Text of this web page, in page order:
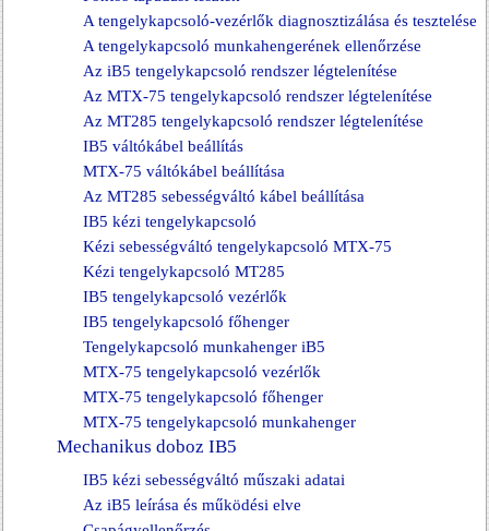
A tengelykapcsoló-vezérlők diagnosztizálása és tesztelése
A tengelykapcsoló munkahengerének ellenőrzése
Az iB5 tengelykapcsoló rendszer légtelenítése
Az MTX-75 tengelykapcsoló rendszer légtelenítése
Az MT285 tengelykapcsoló rendszer légtelenítése
IB5 váltókábel beállítás
MTX-75 váltókábel beállítása
Az MT285 sebességváltó kábel beállítása
IB5 kézi tengelykapcsoló
Kézi sebességváltó tengelykapcsoló MTX-75
Kézi tengelykapcsoló MT285
IB5 tengelykapcsoló vezérlők
IB5 tengelykapcsoló főhenger
Tengelykapcsoló munkahenger iB5
MTX-75 tengelykapcsoló vezérlők
MTX-75 tengelykapcsoló főhenger
MTX-75 tengelykapcsoló munkahenger
Mechanikus doboz IB5
IB5 kézi sebességváltó műszaki adatai
Az iB5 leírása és működési elve